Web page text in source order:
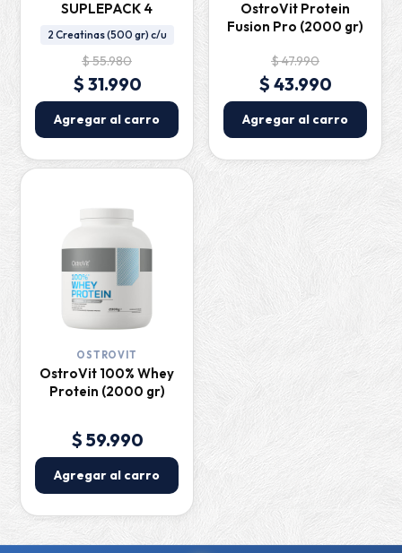
SUPLEPACK 4
2 Creatinas (500 gr) c/u
$ 55.980
$ 31.990
Agregar al carro
OstroVit Protein
Fusion Pro (2000 gr)
$ 47.990
$ 43.990
Agregar al carro
OSTROVIT
OstroVit 100% Whey
Protein (2000 gr)
$ 59.990
Agregar al carro